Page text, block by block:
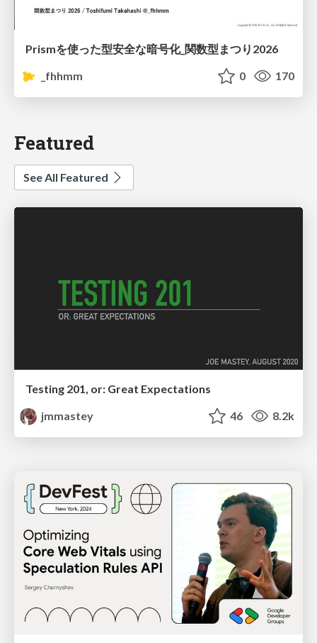
Prismを使った型安全な暗号化_関数型まつり2026
_fhhmm
0 170
Featured
See All Featured
Testing 201, or: Great Expectations
jmmastey
46 8.2k